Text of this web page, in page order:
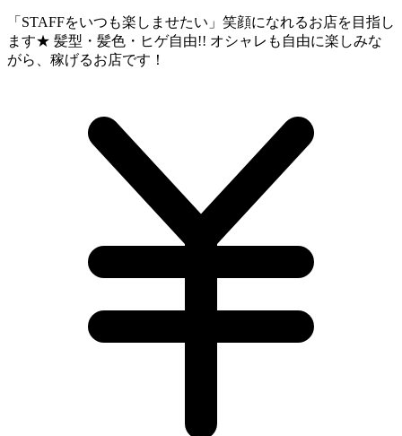
「STAFFをいつも楽しませたい」笑顔になれるお店を目指し
ます★ 髪型・髪色・ヒゲ自由!! オシャレも自由に楽しみな
がら、稼げるお店です！